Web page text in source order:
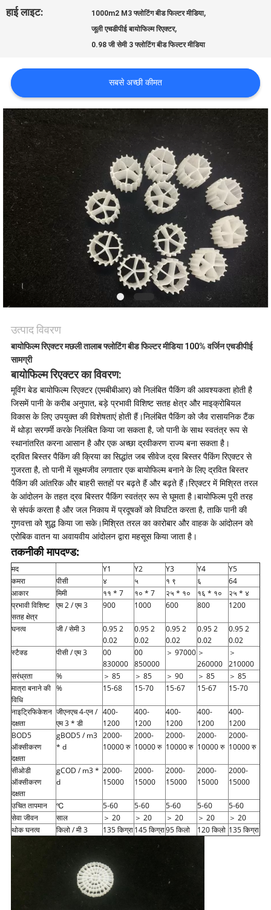
संपर्क
बोली
मांगें
साइटमैप
गोपनीयता
नीति
हाई लाइट: 1000m2 M3 फ्लोटिंग बीड फिल्टर मीडिया,
जूली एचडीपीई बायोफिल्म रिएक्टर,
0.98 जी सेमी 3 फ्लोटिंग बीड फिल्टर मीडिया
सबसे अच्छी कीमत
उत्पाद विवरण
बायोफिल्म रिएक्टर मछली तालाब फ्लोटिंग बीड फिल्टर मीडिया 100% वर्जिन एचडीपीई
सामग्री
बायोफिल्म रिएक्टर का विवरण:
मूविंग बेड बायोफिल्म रिएक्टर (एमबीबीआर) को निलंबित पैकिंग की आवश्यकता होती है
जिसमें पानी के करीब अनुपात, बड़े प्रभावी विशिष्ट सतह क्षेत्र और माइक्रोबियल
विकास के लिए उपयुक्त की विशेषताएं होती हैं।निलंबित पैकिंग को जैव रासायनिक टैंक
में थोड़ा सरगर्मी करके निलंबित किया जा सकता है, जो पानी के साथ स्वतंत्र रूप से
स्थानांतरित करना आसान है और एक अच्छा द्रवीकरण राज्य बना सकता है।
द्रवित बिस्तर पैकिंग की क्रिया का सिद्धांत जब सीवेज द्रव बिस्तर पैकिंग रिएक्टर से
गुजरता है, तो पानी में सूक्ष्मजीव लगातार एक बायोफिल्म बनाने के लिए द्रवित बिस्तर
पैकिंग की आंतरिक और बाहरी सतहों पर बढ़ते हैं और बढ़ते हैं।रिएक्टर में मिश्रित तरल
के आंदोलन के तहत द्रव बिस्तर पैकिंग स्वतंत्र रूप से घूमता है।बायोफिल्म पूरी तरह
से संपर्क करता है और जल निकाय में प्रदूषकों को विघटित करता है, ताकि पानी की
गुणवत्ता को शुद्ध किया जा सके।मिश्रित तरल का कारोबार और वाहक के आंदोलन को
एरोबिक वातन या अवायवीय आंदोलन द्वारा महसूस किया जाता है।
तकनीकी मापदण्ड:
मद Y1 Y2 Y3 Y4
Y5
कमरा
पीसी ४ ५ १ ९ ६
64
आकार
मिमी ११ * 7 १० * 7 २५ * १० १६ * १०
२५ * ४
प्रभावी विशिष्ट
सतह क्षेत्र
एम 2 / एम 3 900 1000 600 800 1200
घनत्व जी / सेमी 3
0.95 2
0.02
0.95 2
0.02
0.95 2
0.02
0.95 2
0.02
0.95 2
0.02
स्टैक्ड
पीसी / एम 3
00
830000
00
850000
＞ 97000 ＞
260000
＞
210000
सरंध्रता
% ＞ 85 ＞ 85 ＞ 90 ＞ 85
＞ 85
मात्रा बनाने की
विधि
% 15-68 15-70 15-67 15-67 15-70
नाइट्रिफिकेशन
दक्षता
जीएनएच 4-एन /
एम 3 * डी
400-
1200
400-
1200
400-
1200
400-
1200
400-
1200
BOD5
ऑक्सीकरण
दक्षता
gBOD5 / m3
* d
2000-
10000 रु
2000-
10000 रु
2000-
10000 रु
2000-
10000 रु
2000-
10000 रु
सीओडी
ऑक्सीकरण
दक्षता
gCOD / m3 *
d
2000-
15000
2000-
15000
2000-
15000
2000-
15000
2000-
15000
उचित तापमान ℃ 5-60 5-60 5-60 5-60
5-60
सेवा जीवन
साल ＞ 20 ＞ 20 ＞ 20 ＞ 20
＞ 20
थोक घनत्व
किलो / मी 3 135 किग्रा145 किग्रा95 किलो 120 किलो 135 किग्रा